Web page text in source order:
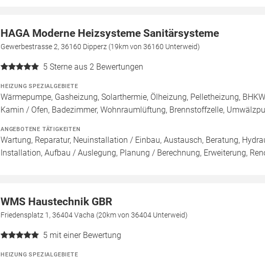
HAGA Moderne Heizsysteme Sanitärsysteme
Gewerbestrasse 2, 36160 Dipperz (19km von 36160 Unterweid)
5 Sterne aus 2 Bewertungen
HEIZUNG SPEZIALGEBIETE
Wärmepumpe, Gasheizung, Solarthermie, Ölheizung, Pelletheizung,
Kamin / Ofen, Badezimmer, Wohnraumlüftung, Brennstoffzelle,
ANGEBOTENE TÄTIGKEITEN
Wartung, Reparatur, Neuinstallation / Einbau, Austausch, Beratung,
Installation, Aufbau / Auslegung, Planung / Berechnung, Erweiterung,
WMS Haustechnik GBR
Friedensplatz 1, 36404 Vacha (20km von 36404 Unterweid)
5 mit einer Bewertung
HEIZUNG SPEZIALGEBIETE